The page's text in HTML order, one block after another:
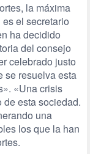
la máxima
el secretario
ha decidido
del consejo
celebrado justo
se resuelva esta
«Una crisis
esta sociedad.
una
los que la han